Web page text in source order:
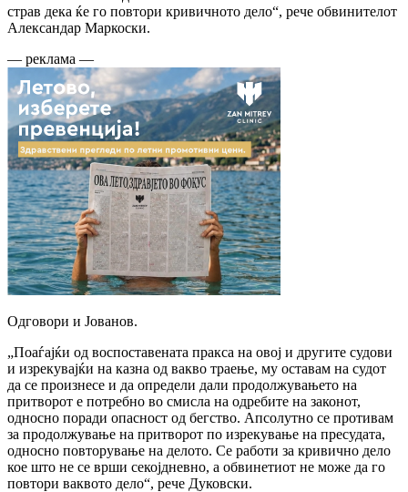
страв дека ќе го повтори кривичното дело“, рече обвинителот
Александар Маркоски.
— реклама —
Одговори и Јованов.
„Поаѓајќи од воспоставената пракса на овој и другите судови
и изрекувајќи на казна од вакво траење, му оставам на судот
да се произнесе и да определи дали продолжувањето на
притворот е потребно во смисла на одребите на законот,
односно поради опасност од бегство. Апсолутно се противам
за продолжување на притворот по изрекување на пресудата,
односно повторување на делото. Се работи за кривично дело
кое што не се врши секојдневно, а обвинетиот не може да го
повтори ваквото дело“, рече Дуковски.